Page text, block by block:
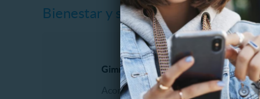
Bienestar y salud
Gimnasio y Fitness
Acondicionamiento físico
Dental